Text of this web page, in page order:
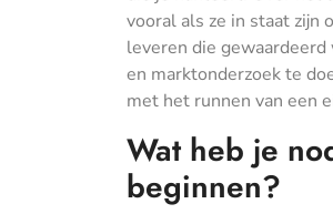
vooral als ze in staat zijn
leveren die
en marktonderzoek te
met het runnen van een
Wat heb je
beginnen?